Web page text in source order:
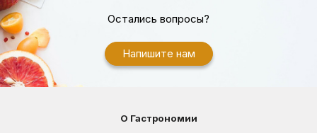
Остались вопросы?
Напишите нам
О Гастрономии